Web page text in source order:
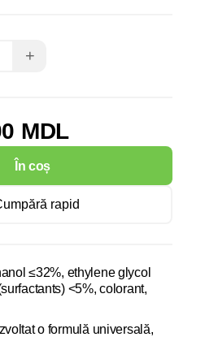
+
MDL
În coș
rapid
≤32%, ethylene glycol
<5%, colorant,
o formulă universală,